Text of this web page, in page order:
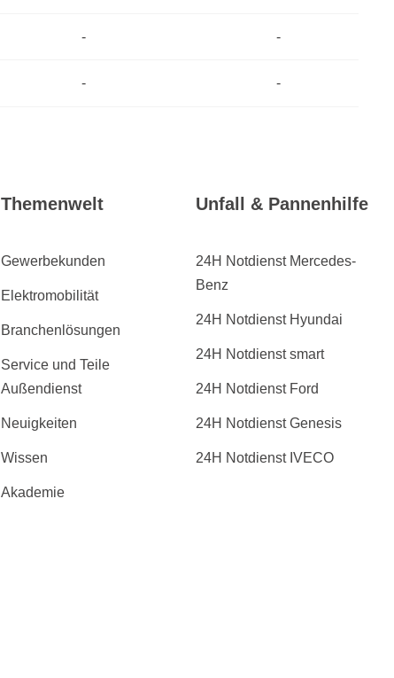
- -
- -
Themenwelt
Gewerbekunden
Elektromobilität
Branchenlösungen
Service und Teile
Außendienst
Neuigkeiten
Wissen
Akademie
Unfall & Pannenhilfe
24H Notdienst Mercedes-
Benz
24H Notdienst Hyundai
24H Notdienst smart
24H Notdienst Ford
24H Notdienst Genesis
24H Notdienst IVECO